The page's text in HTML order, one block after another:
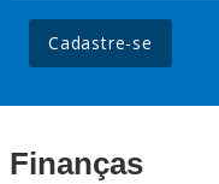
Cadastre-se
Finanças